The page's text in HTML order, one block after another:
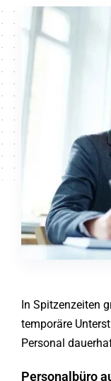
In Spitzenzeiten
temporäre
Personal
Personalbüro